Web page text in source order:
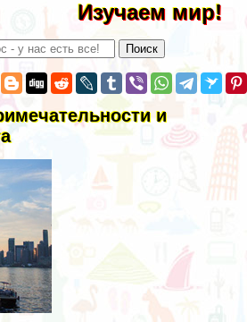
Изучаем мир!
и